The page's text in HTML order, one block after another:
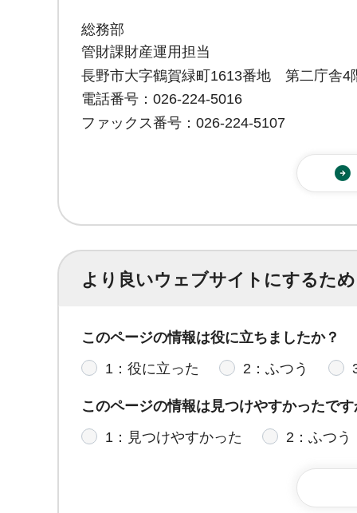
総務部
管財課財産運用担当
長野市大字鶴賀緑町1613番地 第二庁舎4
電話番号：026-224-5016
ファックス番号：026-224-5107
より良いウェブサイトにするた
このページの情報は役に立ちましたか？
1：役に立った
2：ふつう
このページの情報は見つけやすかったで
1：見つけやすかった
2：ふつう